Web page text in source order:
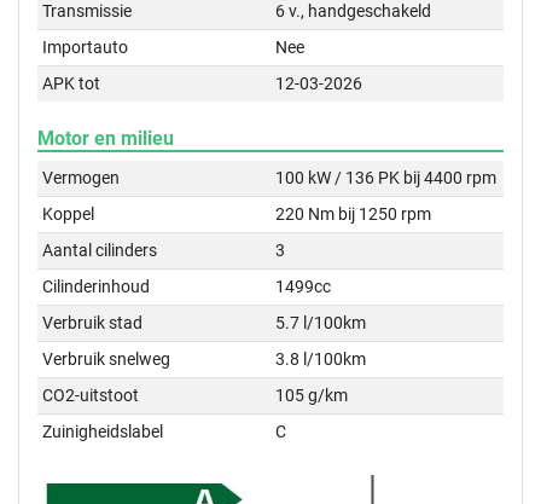
Transmissie
6 v., handgeschakeld
Importauto
Nee
APK tot
12-03-2026
Motor en milieu
Vermogen
100 kW / 136 PK bij 4400 rpm
Koppel
220 Nm bij 1250 rpm
Aantal cilinders
3
Cilinderinhoud
1499cc
Verbruik stad
5.7 l/100km
Verbruik snelweg
3.8 l/100km
CO2-uitstoot
105 g/km
Zuinigheidslabel
C